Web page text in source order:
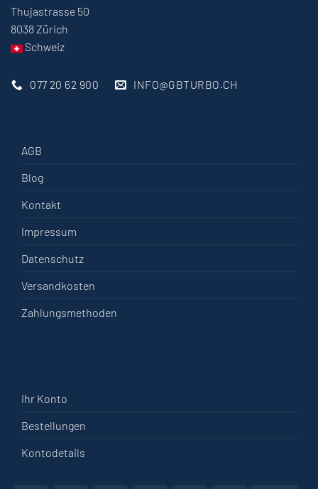
Thujastrasse 50
8038 Zürich
Schweiz
077 20 62 900 INFO@GBTURBO.CH
AGB
Blog
Kontakt
Impressum
Datenschutz
Versandkosten
Zahlungsmethoden
Ihr Konto
Bestellungen
Kontodetails